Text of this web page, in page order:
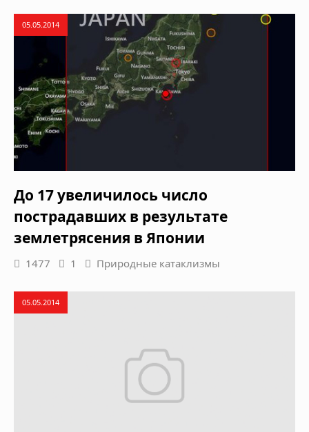
05.05.2014
До 17 увеличилось число
пострадавших в результате
землетрясения в Японии
1477 1 Природные катаклизмы
05.05.2014